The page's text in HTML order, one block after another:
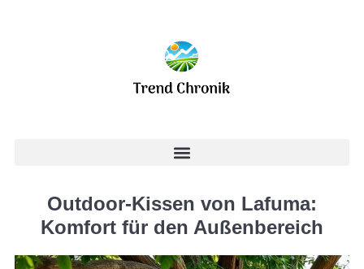
Outdoor-Kissen von Lafuma:
Komfort für den Außenbereich